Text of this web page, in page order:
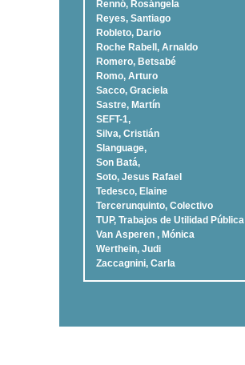
Rennó, Rosángela
Reyes, Santiago
Robleto, Dario
Roche Rabell, Arnaldo
Romero, Betsabé
Romo, Arturo
Sacco, Graciela
Sastre, Martí­n
SEFT-1,
Silva, Cristián
Slanguage,
Son Batá,
Soto, Jesus Rafael
Tedesco, Elaine
Tercerunquinto, Colectivo
TUP, Trabajos de Utilidad Pública
Van Asperen , Mónica
Werthein, Judi
Zaccagnini, Carla